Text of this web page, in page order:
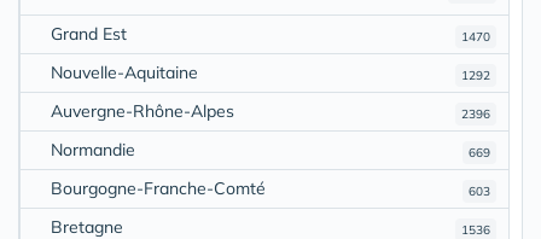
1470
Grand Est
1292
Nouvelle-Aquitaine
2396
Auvergne-Rhône-Alpes
669
Normandie
603
Bourgogne-Franche-Comté
1536
Bretagne